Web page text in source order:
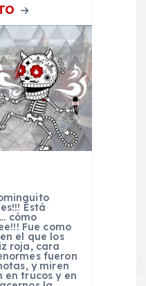
Está
cómo
Fue como
el que los
roja, cara
fueron
y miren
en trucos y en